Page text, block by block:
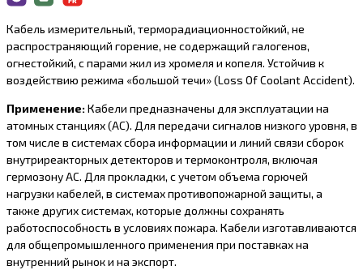
Кабель измерительный, терморадиационностойкий, не
распространяющий горение, не содержащий галогенов,
огнестойкий, с парами жил из хромеля и копеля. Устойчив к
воздействию режима «большой течи» (Loss Of Coolant Accident).
Применение:Кабели предназначены для эксплуатации на
атомных станциях (АС). Для передачи сигналов низкого уровня, в
том числе в системах сбора информации и линий связи сборок
внутриреакторных детекторов и термоконтроля, включая
гермозону АС. Для прокладки, с учетом объема горючей
нагрузки кабелей, в системах противопожарной защиты, а
также других системах, которые должны сохранять
работоспособность в условиях пожара. Кабели изготавливаются
для общепромышленного применения при поставках на
внутренний рынок и на экспорт.